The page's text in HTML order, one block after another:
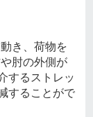
き、荷物を
肘の外側が
するストレッ
することがで